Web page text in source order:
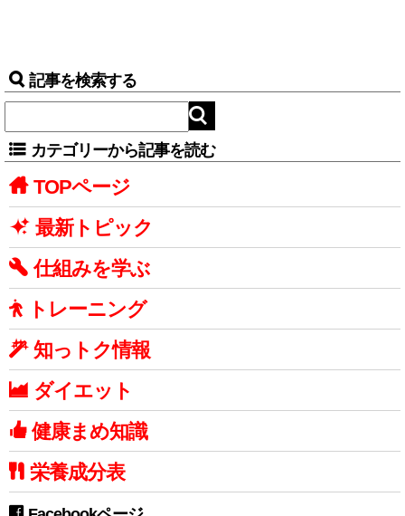
記事を検索する
カテゴリーから記事を読む
TOPページ
最新トピック
仕組みを学ぶ
トレーニング
知っトク情報
ダイエット
健康まめ知識
栄養成分表